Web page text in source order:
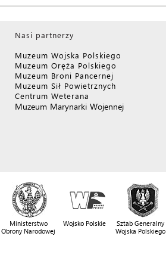
Nasi partnerzy
Muzeum Wojska Polskiego
Muzeum Oręża Polskiego
Muzeum Broni Pancernej
Muzeum Sił Powietrznych
Centrum Weterana
Muzeum Marynarki Wojennej
Ministerstwo
Obrony Narodowej
Wojsko Polskie
Sztab Generalny
Wojska Polskiego